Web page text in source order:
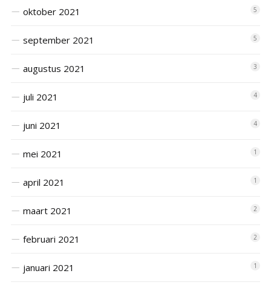
oktober 2021 5
september 2021 5
augustus 2021 3
juli 2021 4
juni 2021 4
mei 2021 1
april 2021 1
maart 2021 2
februari 2021 2
januari 2021 1